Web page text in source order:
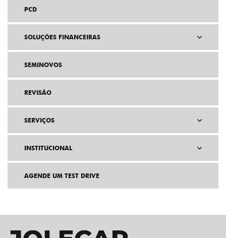
PCD
SOLUÇÕES FINANCEIRAS
SEMINOVOS
REVISÃO
SERVIÇOS
INSTITUCIONAL
AGENDE UM TEST DRIVE